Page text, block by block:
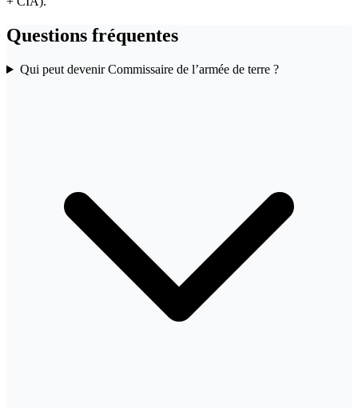
Questions fréquentes
Qui peut devenir Commissaire de l’armée de terre ?